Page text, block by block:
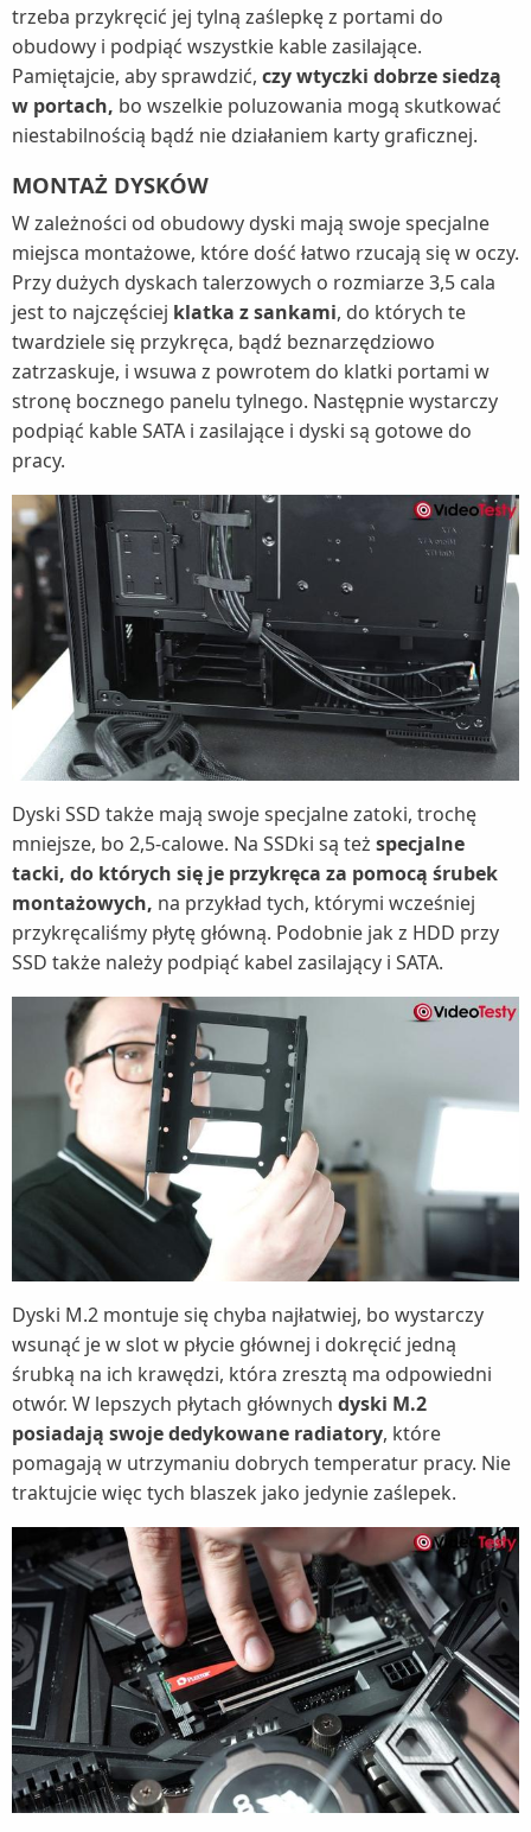
trzeba przykręcić jej tylną zaślepkę z portami do
obudowy i podpiąć wszystkie kable zasilające.
Pamiętajcie, aby sprawdzić, czy wtyczki dobrze siedzą
w portach, bo wszelkie poluzowania mogą skutkować
niestabilnością bądź nie działaniem karty graficznej.
MONTAŻ DYSKÓW
W zależności od obudowy dyski mają swoje specjalne
miejsca montażowe, które dość łatwo rzucają się w oczy.
Przy dużych dyskach talerzowych o rozmiarze 3,5 cala
jest to najczęściej klatka z sankami, do których te
twardziele się przykręca, bądź beznarzędziowo
zatrzaskuje, i wsuwa z powrotem do klatki portami w
stronę bocznego panelu tylnego. Następnie wystarczy
podpiąć kable SATA i zasilające i dyski są gotowe do
pracy.
Dyski SSD także mają swoje specjalne zatoki, trochę
mniejsze, bo 2,5-calowe. Na SSDki są też specjalne
tacki, do których się je przykręca za pomocą śrubek
montażowych, na przykład tych, którymi wcześniej
przykręcaliśmy płytę główną. Podobnie jak z HDD przy
SSD także należy podpiąć kabel zasilający i SATA.
Dyski M.2 montuje się chyba najłatwiej, bo wystarczy
wsunąć je w slot w płycie głównej i dokręcić jedną
śrubką na ich krawędzi, która zresztą ma odpowiedni
otwór. W lepszych płytach głównych dyski M.2
posiadają swoje dedykowane radiatory, które
pomagają w utrzymaniu dobrych temperatur pracy. Nie
traktujcie więc tych blaszek jako jedynie zaślepek.